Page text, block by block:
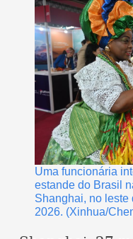
Uma funcionária
estande do Brasil
Shanghai, no leste
2026. (Xinhua/